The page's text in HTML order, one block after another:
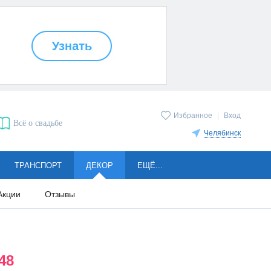
Избранное Вход
Челябинск
Всё о свадьбе
ТРАНСПОРТ ДЕКОР
Отзывы
ЕЩЁ...